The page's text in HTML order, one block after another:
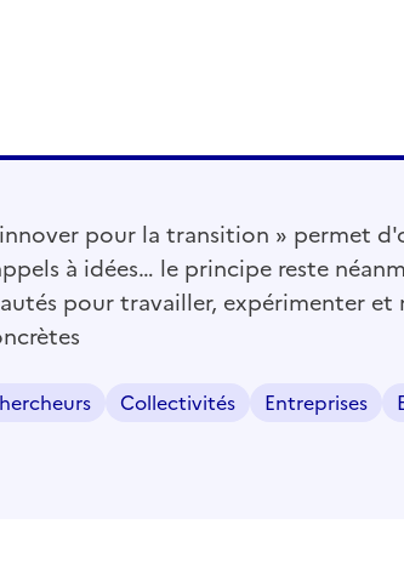
pour la transition » permet
à idées… le principe reste
pour travailler, expérimenter
Collectivités Entreprises